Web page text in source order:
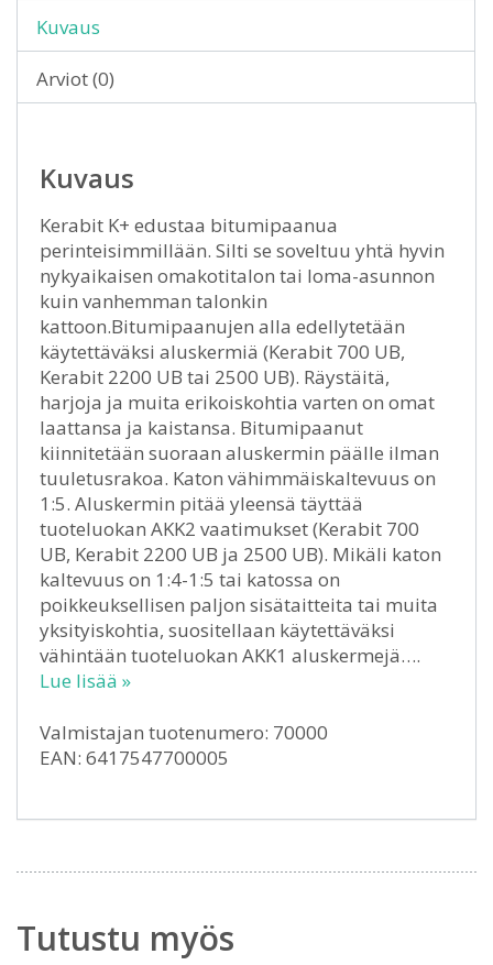
Kuvaus
Arviot (0)
Kuvaus
Kerabit K+ edustaa bitumipaanua
perinteisimmillään. Silti se soveltuu yhtä hyvin
nykyaikaisen omakotitalon tai loma-asunnon
kuin vanhemman talonkin
kattoon.Bitumipaanujen alla edellytetään
käytettäväksi aluskermiä (Kerabit 700 UB,
Kerabit 2200 UB tai 2500 UB). Räystäitä,
harjoja ja muita erikoiskohtia varten on omat
laattansa ja kaistansa. Bitumipaanut
kiinnitetään suoraan aluskermin päälle ilman
tuuletusrakoa. Katon vähimmäiskaltevuus on
1:5. Aluskermin pitää yleensä täyttää
tuoteluokan AKK2 vaatimukset (Kerabit 700
UB, Kerabit 2200 UB ja 2500 UB). Mikäli katon
kaltevuus on 1:4-1:5 tai katossa on
poikkeuksellisen paljon sisätaitteita tai muita
yksityiskohtia, suositellaan käytettäväksi
vähintään tuoteluokan AKK1 aluskermejä….
Lue lisää »
Valmistajan tuotenumero: 70000
EAN: 6417547700005
Tutustu myös